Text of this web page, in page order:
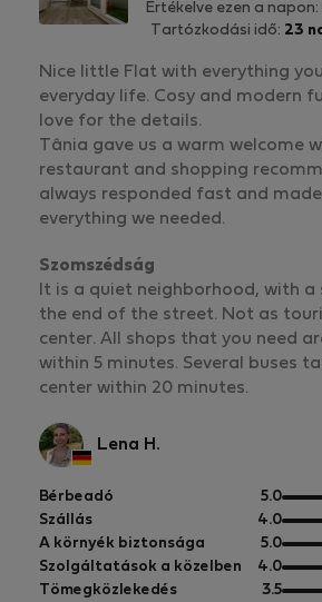
Értékelve ezen a napon:
Tartózkodási idő: 23
Nice little Flat with everything
everyday life. Cosy and modern
love for the details.
Tânia gave us a warm welcome
restaurant and shopping
always responded fast and made
everything we needed.
Szomszédság
It is a quiet neighborhood, with
the end of the street. Not as
center. All shops that you need
within 5 minutes. Several buses
center within 20 minutes.
Lena H.
Bérbeadó 5.05
Szállás 4.05
A környék biztonsága 5.05
Szolgáltatások a közelben 4.05
Tömegközlekedés 3.55